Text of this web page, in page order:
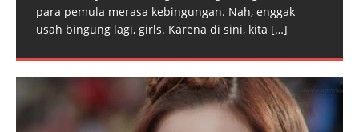
para pemula merasa kebingungan. Nah, enggak
usah bingung lagi, girls. Karena di sini, kita […]